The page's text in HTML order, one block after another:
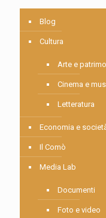
Blog
Cultura
Arte e
Cinema e
Letteratura
Economia e
Il Comò
Media Lab
Documenti
Foto e video